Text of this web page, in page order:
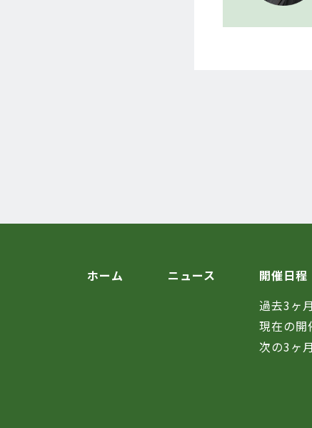
ホーム ニュース
開催日程
過去3ヶ月
現在の開
次の3ヶ月